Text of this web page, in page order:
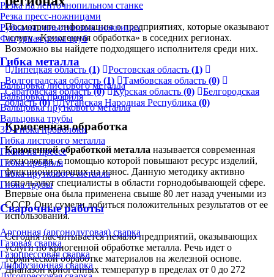
Резка на ленточнопильном станке
Резка пресс-ножницами
Рубка на гильотинных ножницах
Фигурная резка труб
Гибка металла
Вальцовка листового металла
Вальцовка профиля
Вальцовка пруткового металла
Вальцовка трубы
3D-гибка проволоки
Гибка листового металла
Гибка на прессе
Гибка профиля
Гибка пруткового металла
Гибка трубы
Сварочные работы
Аргонная (аргонодуговая) сварка
Газовая сварка
Газопрессовая сварка
Диффузионная сварка
Посмотрите информацию о предприятиях, которые оказывают
услугу «Криогенная обработка» в соседних регионах.
Возможно вы найдете подходящего исполнителя среди них.
Липецкая область (1) Ростовская область (1)
Волгоградская область (1) Тамбовская область (0)
Саратовская область(0) Курская область (0)
Белгородская
область(0) Луганская Народная Республика (0)
Криогенная обработка
Криогенной обработкой металла называется современная
технология, с помощью которой повышают ресурс изделий,
функционирующих на износ. Данную методику активно
используют специалисты в области горнодобывающей сфере.
Впервые она была применена свыше 80 лет назад учеными из
СССР. Они сумели добиться положительных результатов от ее
использования.
Сегодня насчитывается немало предприятий, оказывающих
услуги по криогенной обработке металла. Речь идет о
термической обработке материалов на железной основе.
Диапазон криогенных температур в пределах от 0 до 272